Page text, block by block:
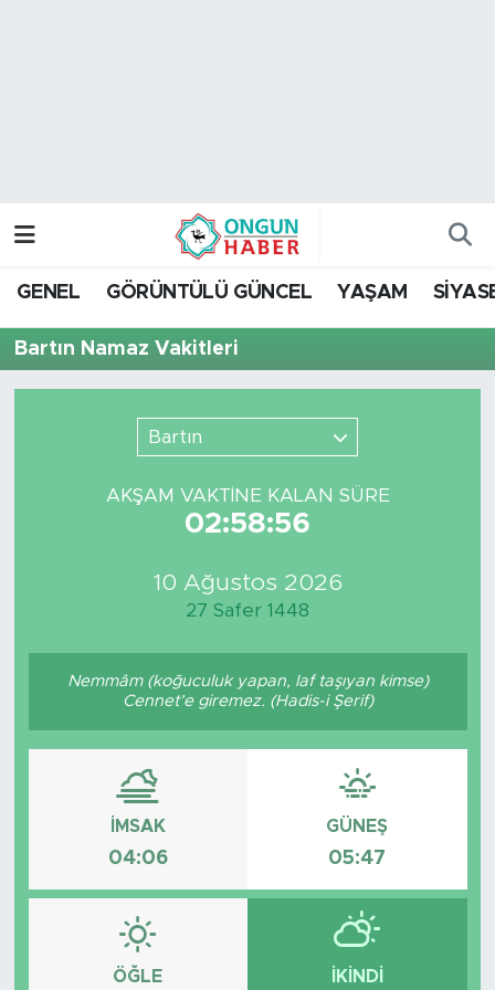
GENEL GÖRÜNTÜLÜ GÜNCEL YAŞAM
Bartın Namaz Vakitleri
Bartın
AKŞAM VAKTİNE KALAN SÜRE
02:58:56
10 Ağustos 2026
27 Safer 1448
Nemmâm (koğuculuk yapan, laf taşıyan kimse)
Cennet’e giremez. (Hadis-i Şerif)
İMSAK
04:06
GÜNEŞ
05:47
ÖĞLE İKINDI
Trafik Durumu
Son Dakika Haberleri